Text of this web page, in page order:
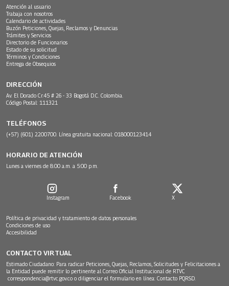
Atención al usuario
Trabaja con nosotros
Calendario de actividades
Buzón Peticiones, Quejas, Reclamos y Denuncias
Trámites y Servicios
Directorio de Funcionarios
Estado de su solicitud
Términos y Condiciones
Entrega de Obsequios
DIRECCIÓN
Av. El Dorado Cr.45 # 26 - 33 Bogotá D.C. Colombia.
Código Postal: 111321
TELÉFONOS
(+57) (601) 2200700. Línea gratuita nacional: 018000123414
HORARIO DE ATENCIÓN
Lunes a viernes de 8:00 a.m. a 5:00 p.m.
Instagram Facebook X
Política de privacidad y tratamiento de datos personales
Condiciones de uso
Accesibilidad
CONTACTO VIRTUAL
Estimado Ciudadano: Para radicar Peticiones, Quejas, Reclamos, Solicitudes y Felicitaciones a
la Entidad puede remitir lo pertinente al Correo Oficial Institucional de RTVC
correspondencia@rtvc.gov.co o diligenciar el formulario en línea: Contacto PQRSD.